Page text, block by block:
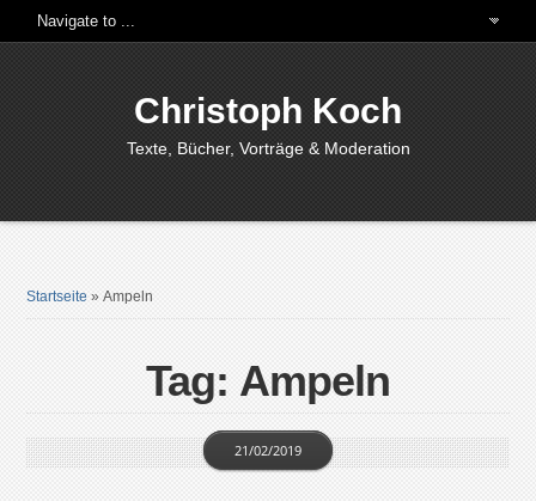
Christoph Koch
Texte, Bücher, Vorträge & Moderation
Startseite »Ampeln
Tag: Ampeln
21/02/2019